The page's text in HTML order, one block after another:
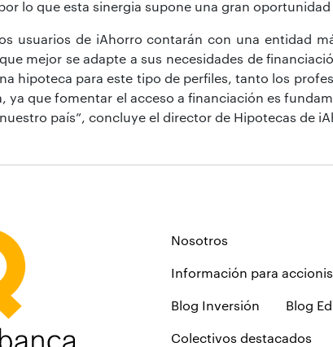
lo que esta sinergia supone una gran
usuarios de iAhorro contarán con una entidad
mejor se adapte a sus necesidades de
hipoteca para este tipo de perfiles, tanto los
ya que fomentar el acceso a financiación es
país”, concluye el director de Hipotecas de
Nosotros
Información para
Blog Inversión Blog
Colectivos destacados